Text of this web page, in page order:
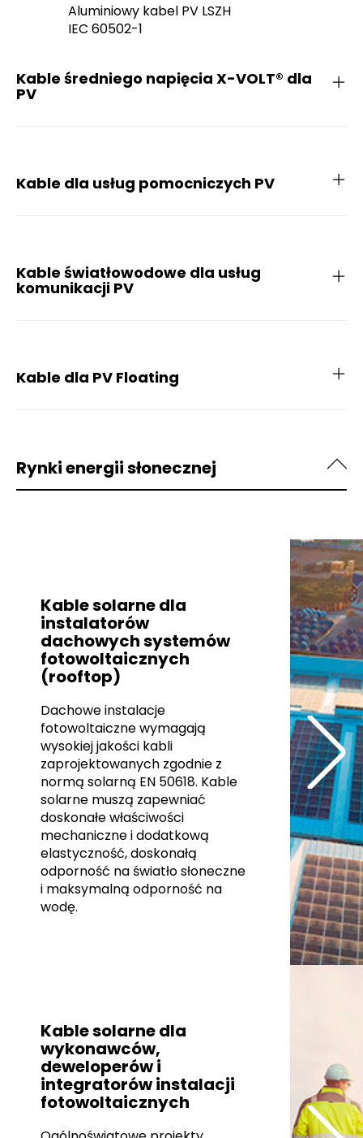
Aluminiowy kabel PV LSZH
IEC 60502-1
Kable średniego napięcia X-VOLT® dla
PV
Kable dla usług pomocniczych PV
Kable światłowodowe dla usług
komunikacji PV
Kable dla PV Floating
Rynki energii słonecznej
Kable solarne dla
instalatorów
dachowych systemów
fotowoltaicznych
(rooftop)
Dachowe instalacje
fotowoltaiczne wymagają
wysokiej jakości kabli
zaprojektowanych zgodnie z
normą solarną EN 50618. Kable
solarne muszą zapewniać
doskonałe właściwości
mechaniczne i dodatkową
elastyczność, doskonałą
odporność na światło słoneczne
i maksymalną odporność na
wodę.
Kable solarne dla
wykonawców,
deweloperów i
integratorów instalacji
fotowoltaicznych